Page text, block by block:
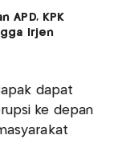
APD, KPK
Irjen
dapat
ke depan